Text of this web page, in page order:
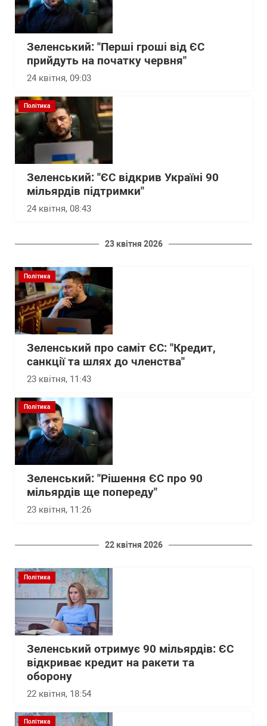
Зеленський: "Перші гроші від ЄС
прийдуть на початку червня"
24 квітня, 09:03
Політика
Зеленський: "ЄС відкрив Україні 90
мільярдів підтримки"
24 квітня, 08:43
23 квітня 2026
Політика
Зеленський про саміт ЄС: "Кредит,
санкції та шлях до членства"
23 квітня, 11:43
Політика
Зеленський: "Рішення ЄС про 90
мільярдів ще попереду"
23 квітня, 11:26
22 квітня 2026
Політика
Зеленський отримує 90 мільярдів: ЄС
відкриває кредит на ракети та
оборону
22 квітня, 18:54
Політика